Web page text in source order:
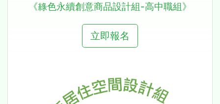
《綠色永續創意商品設計組-高中職組》
立即報名